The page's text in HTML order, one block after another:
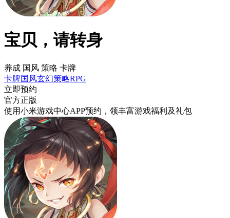
宝贝，请转身
养成 国风 策略 卡牌
卡牌国风玄幻策略RPG
立即预约
官方正版
使用小米游戏中心APP预约 ，领丰富游戏福利 及礼包